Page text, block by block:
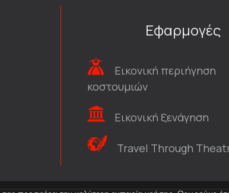
Εφαρμογές
Εικονική περιήγηση
κοστουμιών
Εικονική ξενάγηση
Travel Through